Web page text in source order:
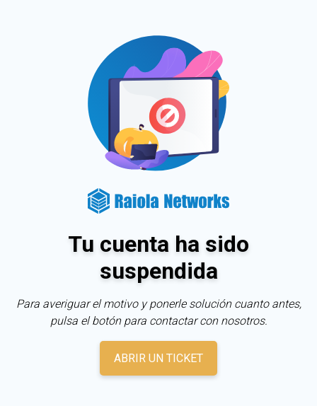
Tu cuenta ha sido
suspendida
Para averiguar el motivo y ponerle solución cuanto antes,
pulsa el botón para contactar con nosotros.
ABRIR UN TICKET